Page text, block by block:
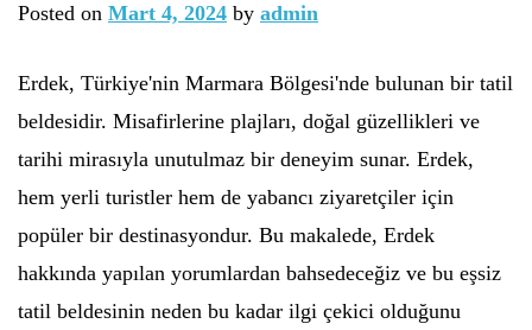
Posted on Mart 4, 2024 by admin
Erdek, Türkiye'nin Marmara Bölgesi'nde bulunan bir tatil
beldesidir. Misafirlerine plajları, doğal güzellikleri ve
tarihi mirasıyla unutulmaz bir deneyim sunar. Erdek,
hem yerli turistler hem de yabancı ziyaretçiler için
popüler bir destinasyondur. Bu makalede, Erdek
hakkında yapılan yorumlardan bahsedeceğiz ve bu eşsiz
tatil beldesinin neden bu kadar ilgi çekici olduğunu